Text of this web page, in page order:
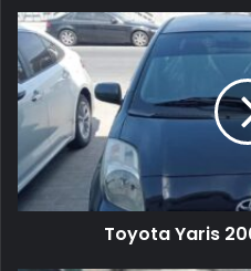
Toyota Yaris